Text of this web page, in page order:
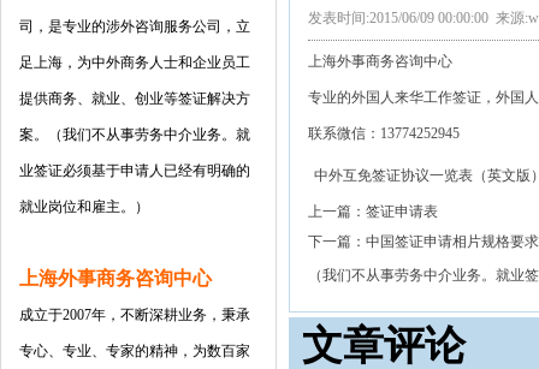
司 ，是专业的涉外咨询服务公司，立
足上海，为中外商务人士和企业员工
提供商务、就业、创业等签证解决方
案。（我们不从事劳务中介业务。就
业签证必须基于申请人已经有明确的
就业岗位和雇主。）
上海外事商务咨询中心
成立于2007年，不断深耕业务，秉承
专心、专业、专家的精神，为数百家
发表时间:2015/06/09 00:00:00 来源
上海外事商务咨询中心
专业的外国人来华工作签证，外国
联系微信：13774252945
中外互免签证协议一览表（英文版
上一篇： 签证申请表
下一篇： 中国签证申请相片规格要
（我们不从事劳务中介业务。就业
文章评论